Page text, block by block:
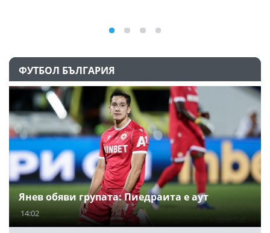
ФУТБОЛ БЪЛГАРИЯ
Янев обяви групата: Пиедраита е аут
14:02